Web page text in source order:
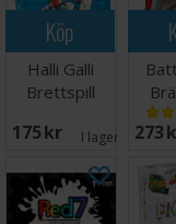
Köp
Halli Galli
Brettspill
175 SEK I lager: 13
273